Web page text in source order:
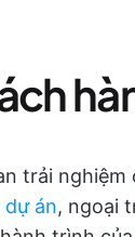
trải nghiệm
dự án, ngoại